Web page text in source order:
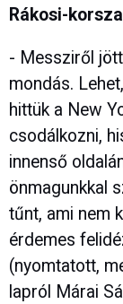
Rákosi-
- Messziről
mondás.
hittük a New
csodálkozni,
innenső
önmagunkkal
tűnt, ami nem
érdemes
(nyomtatott,
lapról Márai